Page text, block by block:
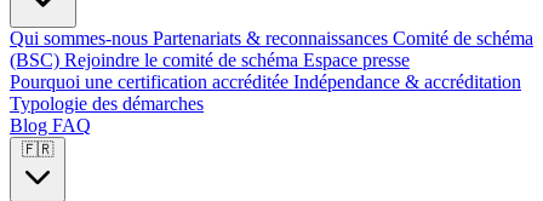
Qui sommes-nous Partenariats & reconnaissances Comité de schéma
(BSC) Rejoindre le comité de schéma Espace presse
Pourquoi une certification accréditée Indépendance & accréditation
Typologie des démarches
Blog FAQ
🇫🇷